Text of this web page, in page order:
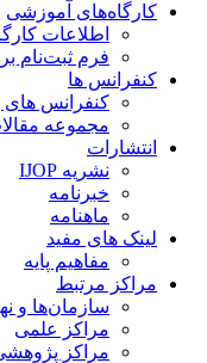
کارگاه‌های آموزشی
اطلاعات
فرم ثبت‌نام
کنفرانس ها
کنفرانس های
مجموعه
انتشارات
نشریه IJOP
خبرنامه
ماهنامه
لینک های مفید
مفاهیم پایه
مراکز مرتبط
سازمان‌ها و
مراکز علمی
مراکز پژوهشی